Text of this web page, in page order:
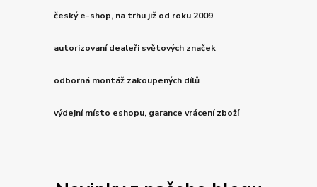
český e-shop, na trhu již od roku 2009
autorizovaní dealeři světových značek
odborná montáž zakoupených dílů
výdejní místo eshopu, garance vrácení zboží